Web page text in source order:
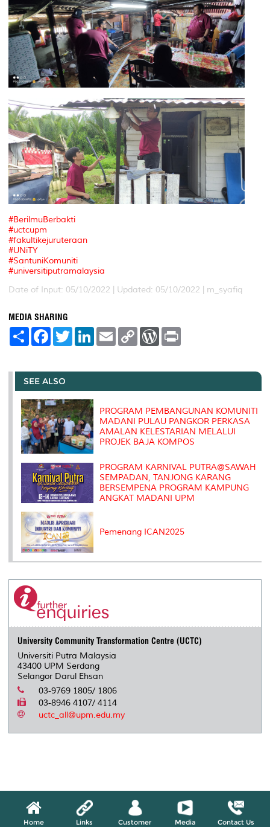
#BerilmuBerbakti
#uctcupm
#fakultikejuruteraan
#UNiTY
#SantuniKomuniti
#universitiputramalaysia
Date of Input: 05/10/2022 | Updated: 05/10/2022 | m_syafiq
MEDIA SHARING
S
e
F
a
b
o
o
k
T
w
t
r
L
e
I
E
m
l
C
L
n
W
P
e
s
t
SEE ALSO
PROGRAM PEMBANGUNAN KOMUNITI
MADANI PULAU PANGKOR PERKASA
AMALAN KELESTARIAN MELALUI
PROJEK BAJA KOMPOS
PROGRAM KARNIVAL PUTRA@SAWAH
SEMPADAN, TANJONG KARANG
BERSEMPENA PROGRAM KAMPUNG
ANGKAT MADANI UPM
Pemenang ICAN2025
University Community Transformation Centre (UCTC)
Universiti Putra Malaysia
43400 UPM Serdang
Selangor Darul Ehsan
03-9769 1805/ 1806
03-8946 4107/ 4114
uctc_all@upm.edu.my
Home Links Customer Media Contact Us